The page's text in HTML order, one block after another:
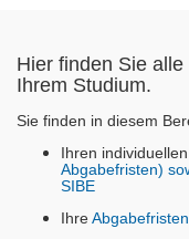
Hier finden Sie
Ihrem Studium.
Sie finden in diesem
Ihren individuellen
Abgabefristen)
SIBE
IhreAbgabefristen